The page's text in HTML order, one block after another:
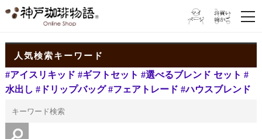
人気検索キーワード
#アイスリキッド #ギフトセット #選べるブレンド セット #
水出し #ドリップバッグ #フェアトレード #ハウスブレンド